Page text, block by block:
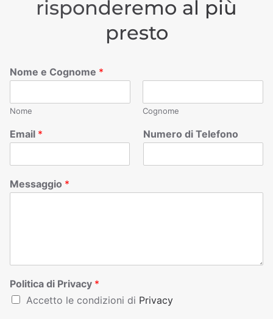
risponderemo al più
presto
Nome e Cognome *
Nome Cognome
Email * Numero di Telefono
Messaggio *
Politica di Privacy *
Accetto le condizioni di Privacy